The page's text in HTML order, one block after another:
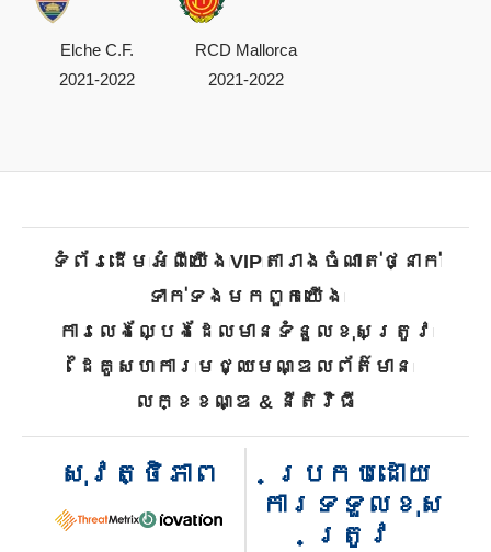
Elche C.F.
2021-2022
RCD Mallorca
2021-2022
ទំព័រដើមអំពីយើង VIPតារាងចំណាត់ថ្នាក់
ទាក់ទងមកពួកយើង
ការលេងល្បែងដែលមានទំនួលខុសត្រូវ
ដៃគូសហការ មជ្ឈមណ្ឌលព័ត៌មាន
លក្ខខណ្ឌ & នីតិវិធី
សុវត្ថិភាព
ប្រកបដោយ
ការទទួលខុស
ត្រូវ